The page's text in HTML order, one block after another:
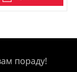
пораду!